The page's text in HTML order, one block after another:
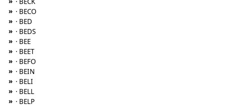
» · BECO
» · BED
» · BEDS
» · BEE
» · BEET
» · BEFO
» · BEIN
» · BELI
» · BELL
» · BELP